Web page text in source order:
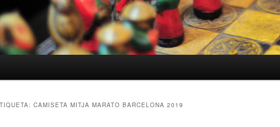
CAMISETA MITJA MARATO BARCELONA 2019